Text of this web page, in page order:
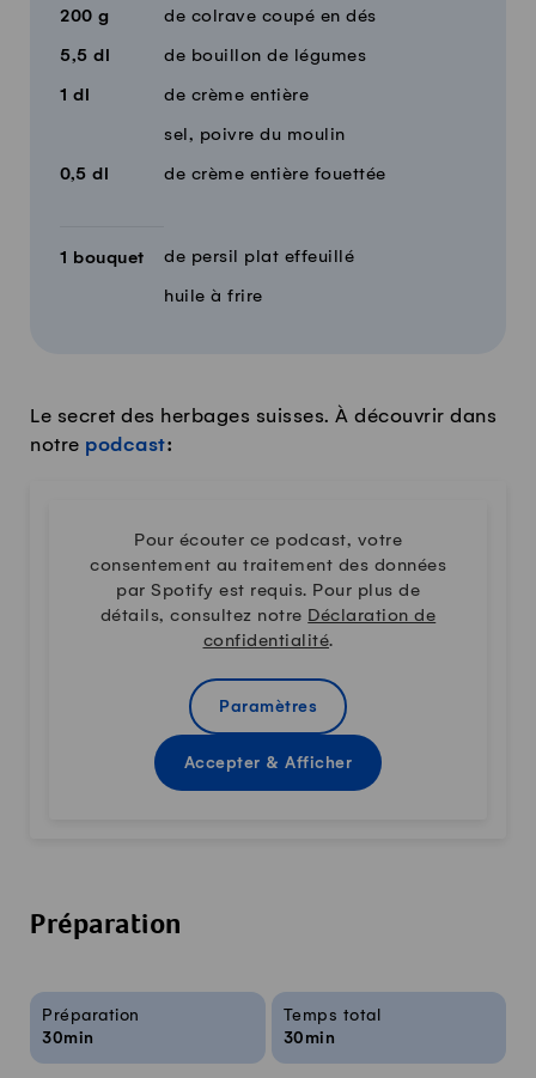
200 g de colrave coupé en dés
5,5 dl de bouillon de légumes
1 dl de crème entière
sel, poivre du moulin
0,5 dl de crème entière fouettée
1 bouquet de persil plat effeuillé
huile à frire
Le secret des herbages suisses. À découvrir dans
notre podcast:
Pour écouter ce podcast, votre
consentement au traitement des données
par Spotify est requis. Pour plus de
détails, consultez notre Déclaration de
confidentialité.
Paramètres
Accepter & Afficher
Préparation
Infos sur la recette
Préparation
30min
Temps total
30min